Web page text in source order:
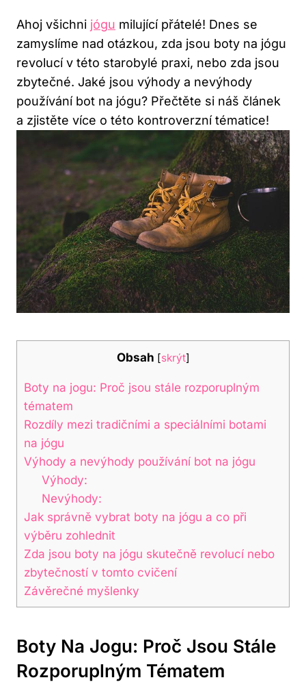
Ahoj všichni jógu milující přátelé! Dnes se
zamyslíme nad otázkou, zda jsou boty na jógu
revolucí v této starobylé praxi, nebo zda jsou
zbytečné. Jaké jsou výhody a nevýhody
používání bot na jógu? Přečtěte si náš článek
a zjistěte více o této kontroverzní tématice!
Obsah [skrýt]
Boty na jogu: Proč jsou stále rozporuplným
tématem
Rozdíly mezi tradičními a speciálními botami
na jógu
Výhody a nevýhody používání bot na jógu
Výhody:
Nevýhody:
Jak správně vybrat boty na jógu a co při
výběru zohlednit
Zda jsou boty na jógu skutečně revolucí nebo
zbytečností v tomto cvičení
Závěrečné myšlenky
Boty Na Jogu: Proč Jsou Stále
Rozporuplným Tématem